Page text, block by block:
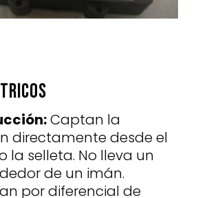
Captan la
directamente desde el
la selleta. No lleva un
de un imán.
por diferencial de